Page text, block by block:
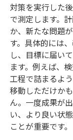
対策を実行した
で測定します。
か、新たな問題
す。具体的には
し、目標に届い
ます。例えば、
工程で詰まるよ
移動しただけか
ん。一度成果が
い、より良い状
ことが重要です。